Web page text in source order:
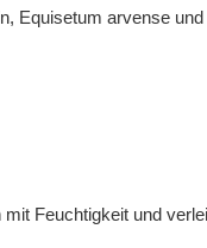
Equisetum arvense
Feuchtigkeit und